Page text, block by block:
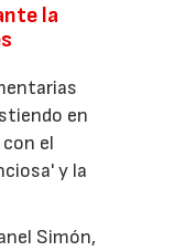
la
en
el
y la
Simón,